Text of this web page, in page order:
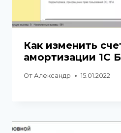
Как изменить
амортизации 1С
От Александр 15.01.2022